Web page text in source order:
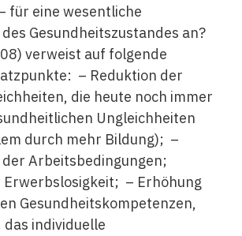
für eine wesentliche
Gesundheitszustandes an?
verweist auf folgende
– Reduktion der
die heute noch immer
Ungleichheiten
durch mehr Bildung); –
Arbeitsbedingungen;
Erwerbslosigkeit; – Erhöhung
Gesundheitskompetenzen,
das individuelle